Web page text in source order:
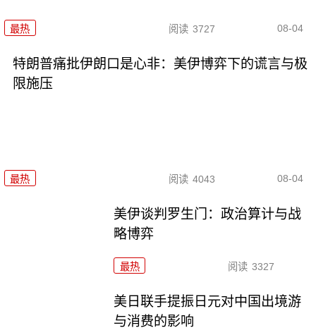
最热 阅读 3727 08-04
特朗普痛批伊朗口是心非：美伊博弈下的谎言与极
限施压
最热 阅读 4043 08-04
美伊谈判罗生门：政治算计与战
略博弈
最热 阅读 3327
美日联手提振日元对中国出境游
与消费的影响